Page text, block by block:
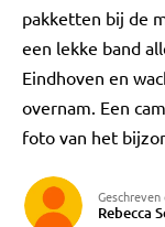
pakketten bij de
een lekke band
Eindhoven en
overnam. Een
foto van het
Geschreven
Rebecca